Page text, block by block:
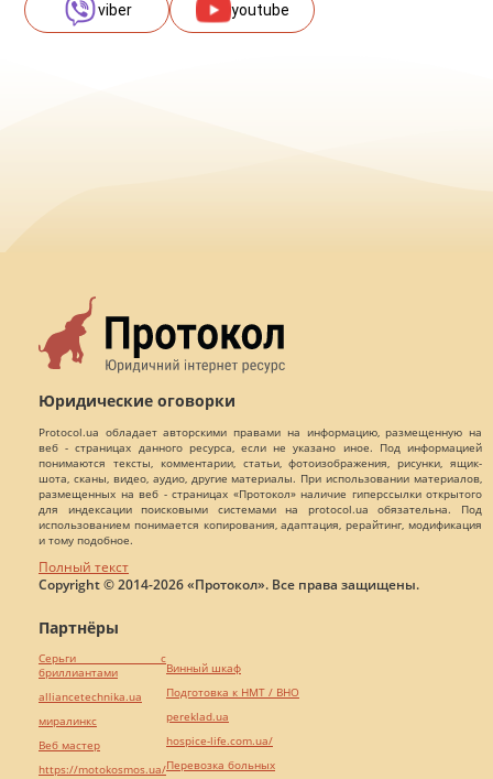
viber youtube
Юридические оговорки
Protocol.ua обладает авторскими правами на информацию, размещенную на
веб - страницах данного ресурса, если не указано иное. Под информацией
понимаются тексты, комментарии, статьи, фотоизображения, рисунки, ящик-
шота, сканы, видео, аудио, другие материалы. При использовании материалов,
размещенных на веб - страницах «Протокол» наличие гиперссылки открытого
для индексации поисковыми системами на protocol.ua обязательна. Под
использованием понимается копирования, адаптация, рерайтинг, модификация
и тому подобное.
Полный текст
Copyright © 2014-2026 «Протокол». Все права защищены.
Партнёры
Серьги с
бриллиантами
alliancetechnika.ua
миралинкс
Веб мастер
https://motokosmos.ua/
Винный шкаф
Подготовка к НМТ / ВНО
pereklad.ua
hospice-life.com.ua/
Перевозка больных